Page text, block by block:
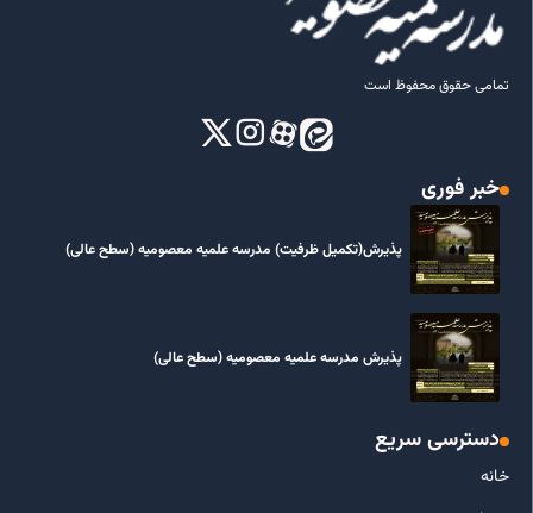
تمامی حقوق محفوظ است
خبر فوری
پذیرش(تکمیل ظرفیت) مدرسه علمیه معصومیه‌ (سطح عالی)
پذیرش مدرسه علمیه معصومیه‌ (سطح عالی)
دسترسی سریع
خانه